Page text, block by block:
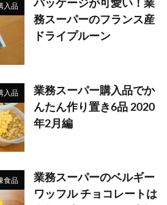
入品
パッケージが可愛い！業
務スーパーのフランス産
ドライプルーン
入品
業務スーパー購入品でか
んたん作り置き6品 2020
年2月編
食品
業務スーパーのベルギー
ワッフル チョコレートは